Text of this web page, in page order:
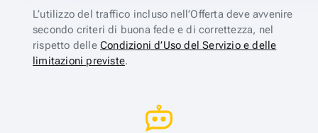
L’utilizzo del traffico incluso nell’Offerta deve avvenire
secondo criteri di buona fede e di correttezza, nel
rispetto delle Condizioni d’Uso del Servizio e delle
limitazioni previste.